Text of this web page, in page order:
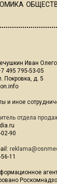
Иван
495 795-53-05
Покровка, д. 5
и иное
отдела
90
11